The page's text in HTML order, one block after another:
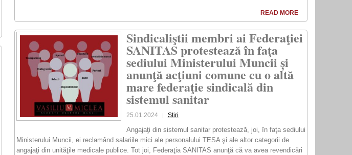
READ MORE
Sindicaliştii membri ai Federaţiei
SANITAS protestează în faţa
sediului Ministerului Muncii și
anunţă acţiuni comune cu o altă
mare federaţie sindicală din
sistemul sanitar
25.01.2024 Stiri
Angajaţi din sistemul sanitar protestează, joi, în faţa sediului
Ministerului Muncii, ei reclamând salariile mici ale personalului TESA şi ale altor categorii de
angajaţi din unităţile medicale publice. Tot joi, Federaţia SANITAS anunţă că va avea revendicări